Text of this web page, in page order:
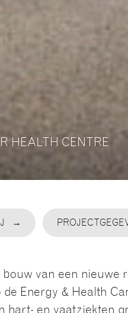
HEALTH CENTRE
bouw van een nieuwe
de Energy & Health
hart- en vaatziekten